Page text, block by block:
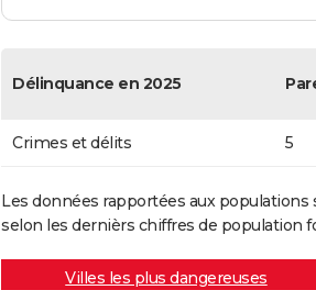
Délinquance en 2025
Crimes et délits 5
Les données rapportées aux
selon les dernièrs chiffres de population
Villes les plus dangereuses